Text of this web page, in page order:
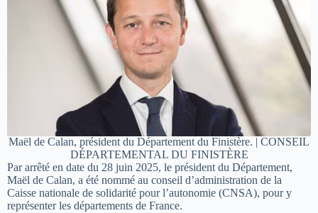
Maël de Calan, président du Département du Finistère. | CONSEIL
DÉPARTEMENTAL DU FINISTÈRE
Par arrêté en date du 28 juin 2025, le président du Département,
Maël de Calan, a été nommé au conseil d’administration de la
Caisse nationale de solidarité pour l’autonomie (CNSA), pour y
représenter les départements de France.